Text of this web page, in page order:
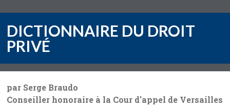
DICTIONNAIRE DU DROIT
PRIVÉ
par Serge Braudo
Conseiller honoraire à la Cour d'appel de Versailles